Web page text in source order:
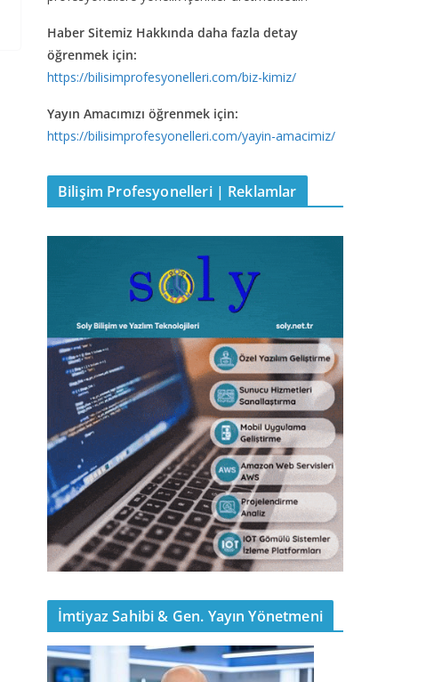
Haber Sitemiz Hakkında daha fazla detay
öğrenmek için:
https://bilisimprofesyonelleri.com/biz-kimiz/
Yayın Amacımızı öğrenmek için:
https://bilisimprofesyonelleri.com/yayin-amacimiz/
Bilişim Profesyonelleri | Reklamlar
İmtiyaz Sahibi & Gen. Yayın Yönetmeni